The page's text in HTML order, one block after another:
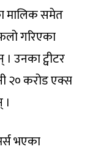
मालिक समेत
गरिएका
उनका ट्वीटर
२० करोड एक्स
भएका